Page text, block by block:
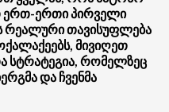
ერთ-ერთი პირველი
რეალური თავისუფლება
მივიღეთ
სტრატეგია, რომელზეც
და ჩვენმა